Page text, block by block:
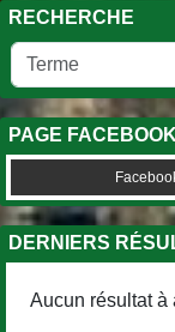
RECHERCHE
PAGE FACEBOOK
DERNIERS
Aucun résultat à